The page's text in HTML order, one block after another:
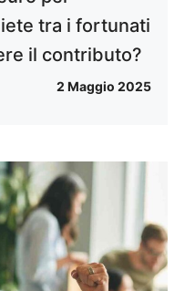
tra i fortunati
il contributo?
2 Maggio 2025